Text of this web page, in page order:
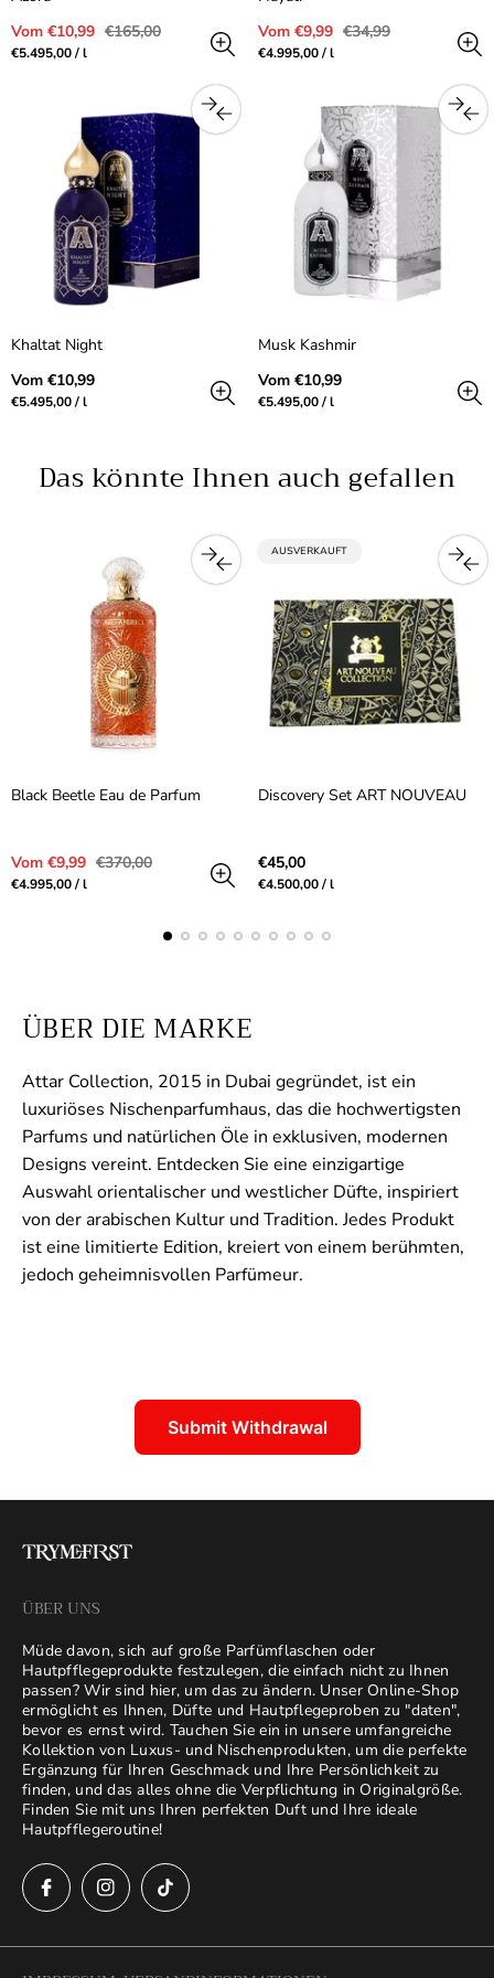
Verkaufspreis
Vom €10,99 Regulärer
€165,00
Preis
€5.495,00/pro
l
Verkaufspreis
Vom €9,99 Regulärer
€34,99
Preis
€4.995,00/pro
l
Khaltat Night
Regulärer
Preis
Vom €10,99
Preis
€5.495,00/pro
l
Musk Kashmir
Regulärer
Preis
Vom €10,99
Preis
€5.495,00/pro
l
Das könnte Ihnen auch gefallen
Black Beetle Eau de Parfum
Verkaufspreis
Vom €9,99 Regulärer
€370,00
Preis
€4.995,00/pro
l
PRODUKTBEZEICHNUNG:
AUSVERKAUFT
Discovery Set ART NOUVEAU
Regulärer
Preis
€45,00
Preis
€4.500,00/pro
l
ÜBER DIE MARKE
Attar Collection, 2015 in Dubai gegründet, ist ein
luxuriöses Nischenparfumhaus, das die hochwertigsten
Parfums und natürlichen Öle in exklusiven, modernen
Designs vereint. Entdecken Sie eine einzigartige
Auswahl orientalischer und westlicher Düfte, inspiriert
von der arabischen Kultur und Tradition. Jedes Produkt
ist eine limitierte Edition, kreiert von einem berühmten,
jedoch geheimnisvollen Parfümeur.
Submit Withdrawal
ÜBER UNS
Müde davon, sich auf große Parfümflaschen oder
Hautpfflegeprodukte festzulegen, die einfach nicht zu Ihnen
passen? Wir sind hier, um das zu ändern. Unser Online-Shop
ermöglicht es Ihnen, Düfte und Hautpflegeproben zu "daten",
bevor es ernst wird. Tauchen Sie ein in unsere umfangreiche
Kollektion von Luxus- und Nischenprodukten, um die perfekte
Ergänzung für Ihren Geschmack und Ihre Persönlichkeit zu
finden, und das alles ohne die Verpflichtung in Originalgröße.
Finden Sie mit uns Ihren perfekten Duft und Ihre ideale
Hautpfflegeroutine!